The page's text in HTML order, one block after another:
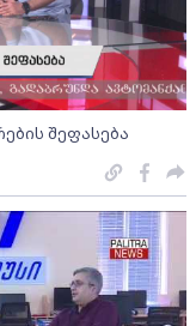
შეფასება